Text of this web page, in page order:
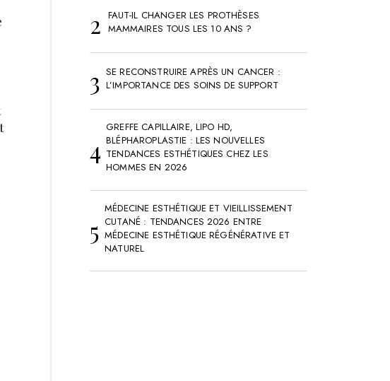
FAUT-IL CHANGER LES PROTHÈSES
MAMMAIRES TOUS LES 10 ANS ?
SE RECONSTRUIRE APRÈS UN CANCER :
L’IMPORTANCE DES SOINS DE SUPPORT
GREFFE CAPILLAIRE, LIPO HD,
BLÉPHAROPLASTIE : LES NOUVELLES
TENDANCES ESTHÉTIQUES CHEZ LES
HOMMES EN 2026
MÉDECINE ESTHÉTIQUE ET VIEILLISSEMENT
CUTANÉ : TENDANCES 2026 ENTRE
MÉDECINE ESTHÉTIQUE RÉGÉNÉRATIVE ET
NATUREL